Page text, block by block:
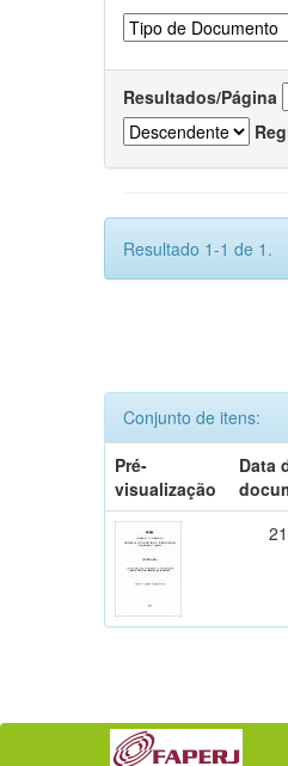
Resultados/Página
Resultado 1-1 de 1.
Conjunto de itens:
Pré-
visualização
Data